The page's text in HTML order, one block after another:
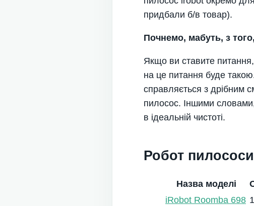
придбали б/в товар).
Почнемо, мабуть, з
Якщо ви ставите
на це питання буде
справляється з дрібним
пилосос. Іншими
в ідеальній чистоті.
Робот
Назва моделі
iRobot Roomba 698